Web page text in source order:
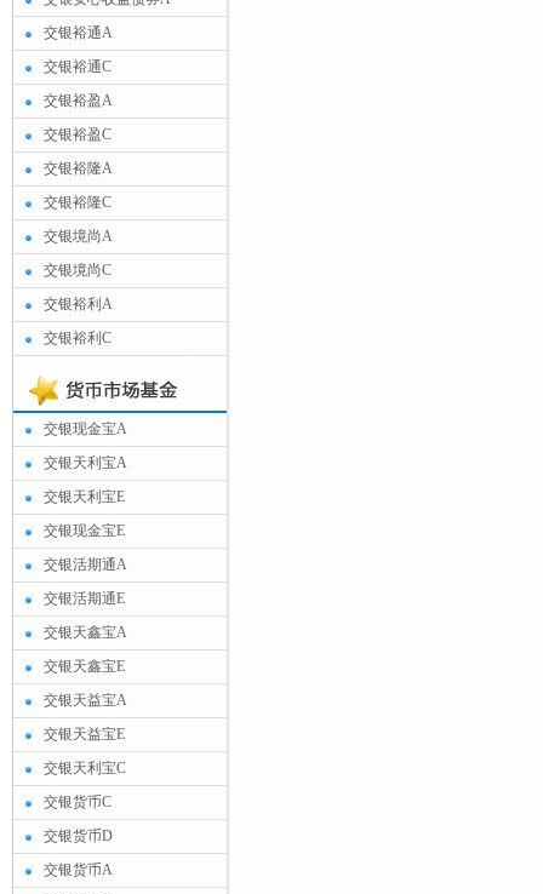
交银裕通A
交银裕通C
交银裕盈A
交银裕盈C
交银裕隆A
交银裕隆C
交银境尚A
交银境尚C
交银裕利A
交银裕利C
交银现金宝A
交银天利宝A
交银天利宝E
交银现金宝E
交银活期通A
交银活期通E
交银天鑫宝A
交银天鑫宝E
交银天益宝A
交银天益宝E
交银天利宝C
交银货币C
交银货币D
交银货币A